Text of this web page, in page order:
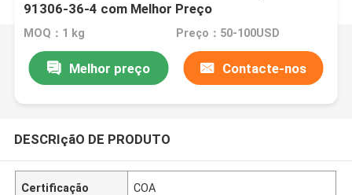
91306-36-4 com Melhor Preço
MOQ：1 kg Preço：50-100USD
Melhor preço Contacte-nos
DESCRIçãO DE PRODUTO
Certificação COA